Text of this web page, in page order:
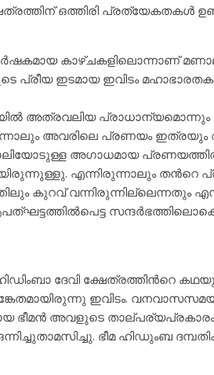
ഒത്തിരി പ്രത്യേകതകള്‍
കാഴ്ചകളിലൊന്നാണ്
പ്രീയ ഇടമായ ഇവിടം
അത്രവലിയ
അവരിലെ പ്രണയം ഇത്രയും
അഗാധമായ
എന്നിരുന്നാലും തന്‍റെ
കുറവ് വന്നിരുന്നില്ലെന്നതും
ദേവി ക്ഷേത്രത്തിന്‍റെ
ഇവിടം.
ഭീമന്‍ അവളുടെ
ഭീമ ഹിഡുംബ